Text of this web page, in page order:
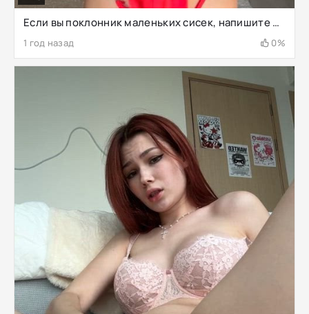
Если вы поклонник маленьких сисек, напишите одно слово
1 год назад 0%